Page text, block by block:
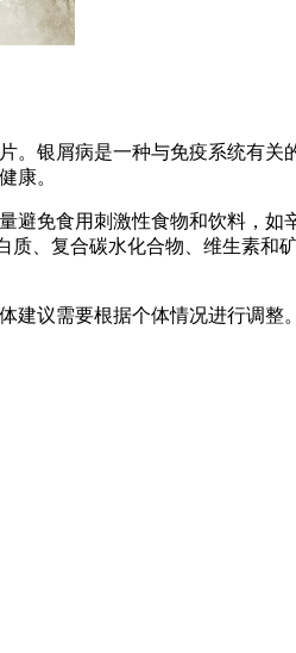
银屑病是一种与免疫系统有
康。
免食用刺激性食物和饮料，
、复合碳水化合物、维生素
议需要根据个体情况进行调